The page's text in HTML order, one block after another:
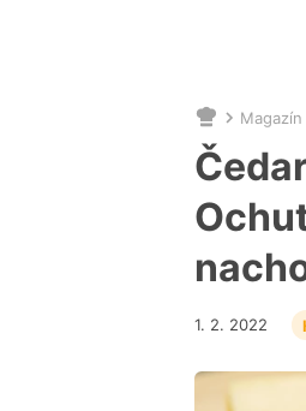
Nacházíte
se
zde:
Magazín
1. 2. 2022